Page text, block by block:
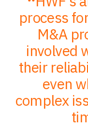
process
M&A
involved
their
even
complex